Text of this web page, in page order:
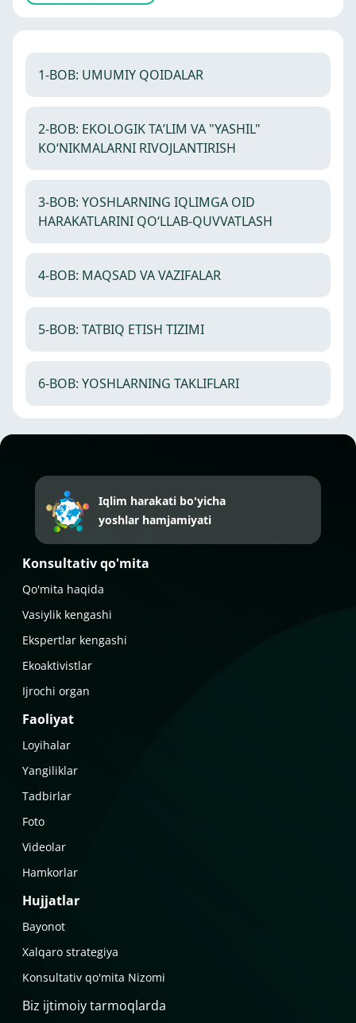
1-BOB: UMUMIY QOIDALAR
2-BOB: EKOLOGIK TAʼLIM VA "YASHIL"
KOʻNIKMALARNI RIVOJLANTIRISH
3-BOB: YOSHLARNING IQLIMGA OID
HARAKATLARINI QOʻLLAB-QUVVATLASH
4-BOB: MAQSAD VA VAZIFALAR
5-BOB: TATBIQ ETISH TIZIMI
6-BOB: YOSHLARNING TAKLIFLARI
Iqlim harakati bo'yicha
yoshlar hamjamiyati
Konsultativ qo'mita
Qo'mita haqida
Vasiylik kengashi
Ekspertlar kengashi
Ekoaktivistlar
Ijrochi organ
Faoliyat
Loyihalar
Yangiliklar
Tadbirlar
Foto
Videolar
Hamkorlar
Hujjatlar
Bayonot
Xalqaro strategiya
Konsultativ qo'mita Nizomi
Biz ijtimoiy tarmoqlarda